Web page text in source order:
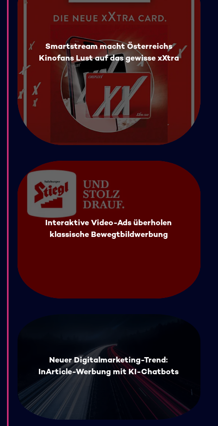
© SMARTSTREAM.TV GmbH
Smartstream macht Österreichs
Kinofans Lust auf das gewisse xXtra
Interaktive Video-Ads überholen
klassische Bewegtbildwerbung
Neuer Digitalmarketing-Trend:
InArticle-Werbung mit KI-Chatbots